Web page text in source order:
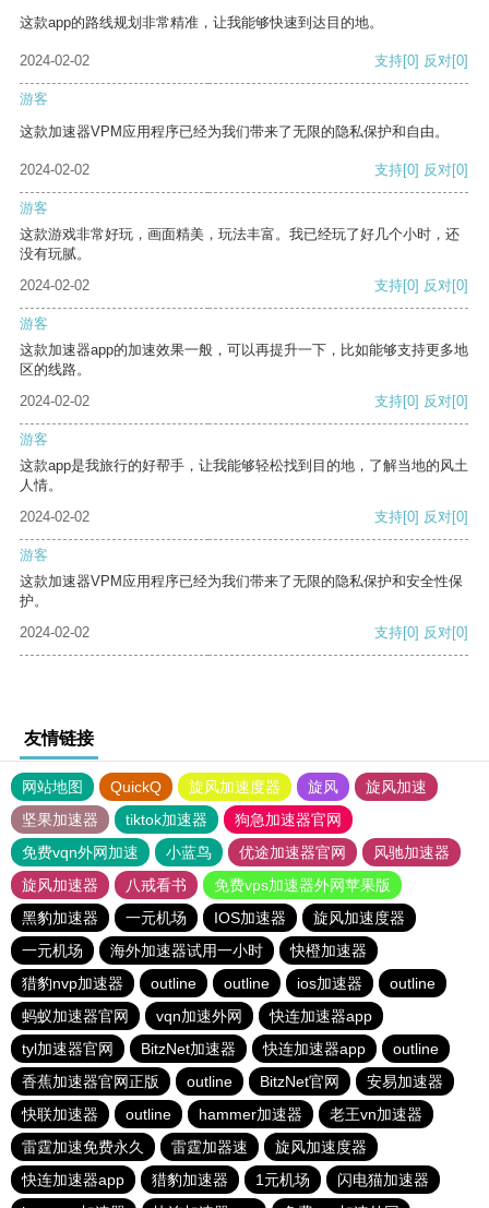
这款app的路线规划非常精准，让我能够快速到达目的地。
2024-02-02 支持[0] 反对[0]
游客
这款加速器VPM应用程序已经为我们带来了无限的隐私保护和自由。
2024-02-02 支持[0] 反对[0]
游客
这款游戏非常好玩，画面精美，玩法丰富。我已经玩了好几个小时，还
没有玩腻。
2024-02-02
支持[0] 反对[0]
游客
这款加速器app的加速效果一般，可以再提升一下，比如能够支持更多地
区的线路。
2024-02-02
支持[0] 反对[0]
游客
这款app是我旅行的好帮手，让我能够轻松找到目的地，了解当地的风土
人情。
2024-02-02
支持[0] 反对[0]
游客
这款加速器VPM应用程序已经为我们带来了无限的隐私保护和安全性保
护。
2024-02-02
支持[0] 反对[0]
友情链接
网站地图 QuickQ 旋风加速度器 旋风
旋风加速
坚果加速器
tiktok加速器
狗急加速器官网
免费vqn外网加速
小蓝鸟 优途加速器官网
风驰加速器
旋风加速器
八戒看书
免费vps加速器外网苹果版
黑豹加速器
一元机场 IOS加速器
旋风加速度器
一元机场
海外加速器试用一小时
快橙加速器
猎豹nvp加速器
outline outline ios加速器
outline
蚂蚁加速器官网
vqn加速外网
快连加速器app
tyl加速器官网
BitzNet加速器 快连加速器app
outline
香蕉加速器官网正版
outline BitzNet官网
安易加速器
快联加速器
outline hammer加速器
老王vn加速器
雷霆加速免费永久
雷霆加器速
旋风加速度器
快连加速器app
猎豹加速器 1元机场
闪电猫加速器